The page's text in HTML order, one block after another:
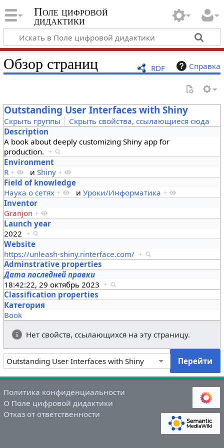
Поле цифровой
дидактики
RDF Справка
Обзор страниц
Outstanding User Interfaces with Shiny
Скрыть группы
Скрыть свойства, ссылающиеся сюда
Description
A book about deeply customizing Shiny app for
production. +
Environment
R + и Shiny +
Field of knowledge
Наука о сетях + и Уроки/Информатика +
Inventor
Granjon +
Launch year
2022 +
Website
https://unleash-shiny.rinterface.com/ +
Adminstrative properties
Дата последней правки
18:42:22, 29 октябрь 2023 +
Classification properties
Категория
Book
Нет свойств, ссылающихся на эту страницу.
Политика конфиденциальности
О Поле цифровой дидактики
Отказ от ответственности